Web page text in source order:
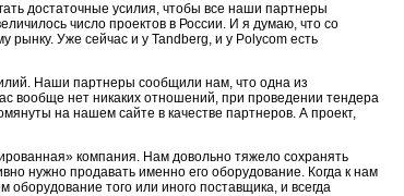
достаточные усилия, чтобы все наши партнеры
число проектов в России. И я думаю, что со
Уже сейчас и у Tandberg, и у Polycom есть
Наши партнеры сообщили нам, что одна из
вообще нет никаких отношений, при проведении тендера
на нашем сайте в качестве партнеров. А проект,
компания. Нам довольно тяжело сохранять
нужно продавать именно его оборудование. Когда к нам
того или иного поставщика, и всегда